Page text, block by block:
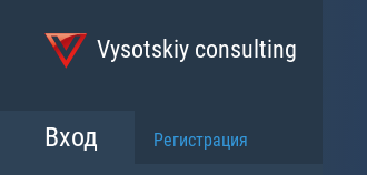
Vysotskiy consulting
Вход Регистрация